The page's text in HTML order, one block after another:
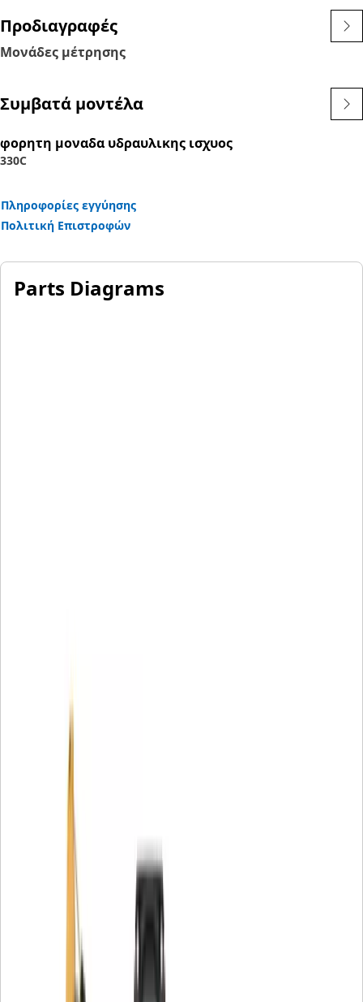
Προδιαγραφές
Μονάδες μέτρησης
Συμβατά μοντέλα
φορητη μοναδα υδραυλικης ισχυος
330C
Πληροφορίες εγγύησης
Πολιτική Επιστροφών
Parts Diagrams